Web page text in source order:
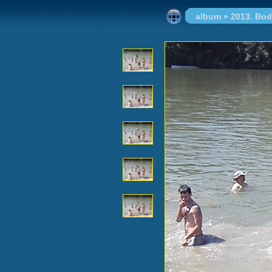
album» 2013.